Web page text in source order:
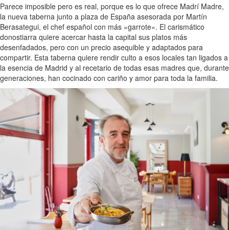
Parece imposible pero es real, porque es lo que ofrece Madrí Madre,
la nueva taberna junto a plaza de España asesorada por Martín
Berasategui, el chef español con más «garrote». El carismático
donostiarra quiere acercar hasta la capital sus platos más
desenfadados, pero con un precio asequible y adaptados para
compartir. Esta taberna quiere rendir culto a esos locales tan ligados a
la esencia de Madrid y al recetario de todas esas madres que, durante
generaciones, han cocinado con cariño y amor para toda la familia.